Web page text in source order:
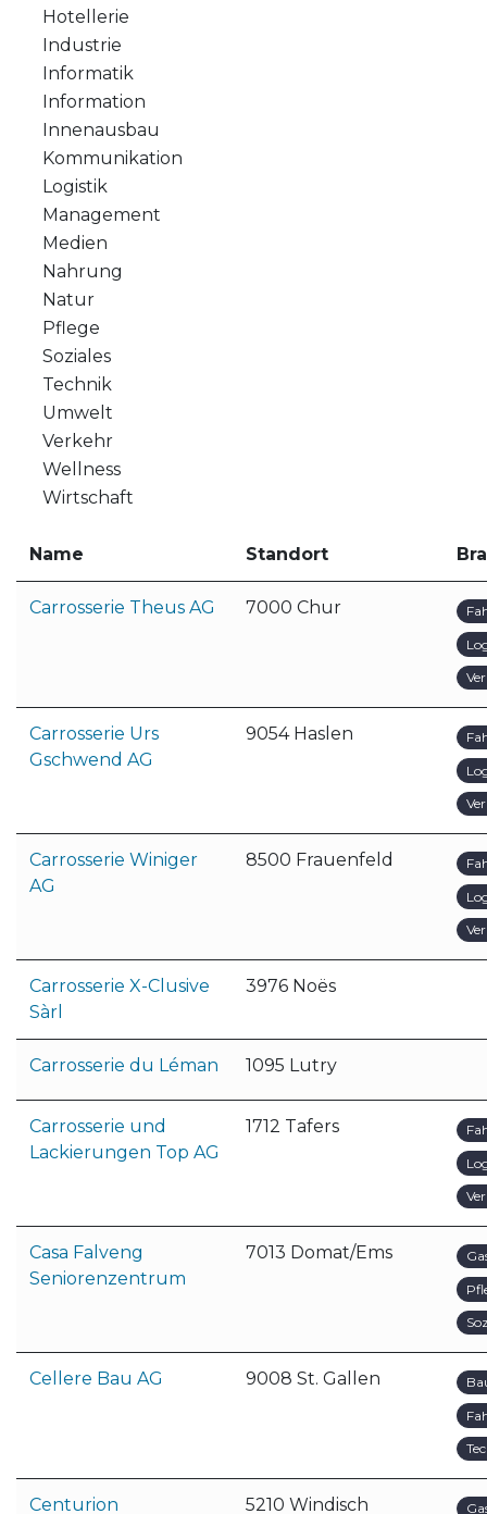
Hotellerie
Industrie
Informatik
Information
Innenausbau
Kommunikation
Logistik
Management
Medien
Nahrung
Natur
Pflege
Soziales
Technik
Umwelt
Verkehr
Wellness
Wirtschaft
Name Standort
Carrosserie Theus AG 7000 Chur
Carrosserie Urs
Gschwend AG
9054 Haslen
Carrosserie Winiger
AG
8500 Frauenfeld
Carrosserie X-Clusive
Sàrl
3976 Noës
Carrosserie du Léman 1095 Lutry
Carrosserie und
Lackierungen Top AG
1712 Tafers
Casa Falveng
Seniorenzentrum
7013 Domat/Ems
Cellere Bau AG 9008 St. Gallen
Centurion 5210 Windisch